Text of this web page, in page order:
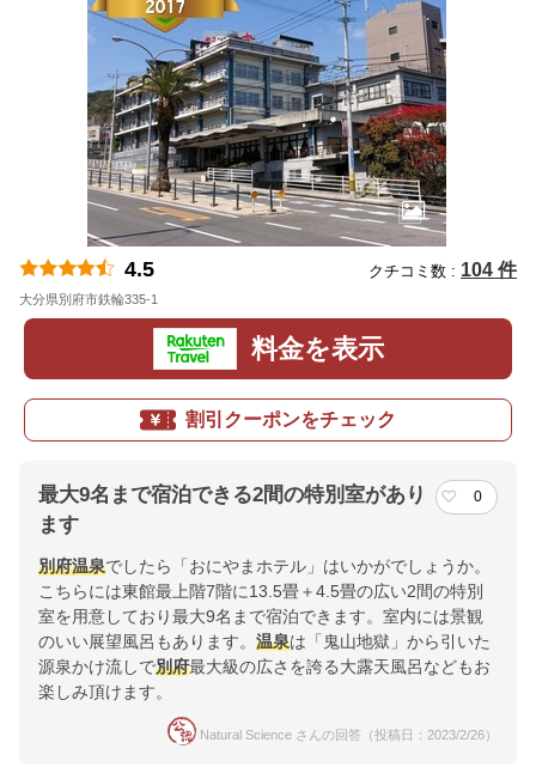
4.5 クチコミ数 : 104 件
大分県別府市鉄輪335-1
料金を表示
割引クーポンをチェック
最大9名まで宿泊できる2間の特別室があり
ます
0
別府温泉でしたら「おにやまホテル」はいかがでしょうか。
こちらには東館最上階7階に13.5畳＋4.5畳の広い2間の特別
室を用意しており最大9名まで宿泊できます。室内には景観
のいい展望風呂もあります。 温泉は「鬼山地獄」から引いた
源泉かけ流しで別府最大級の広さを誇る大露天風呂などもお
楽しみ頂けます。
Natural Science さんの回答（投稿日：2023/2/26）